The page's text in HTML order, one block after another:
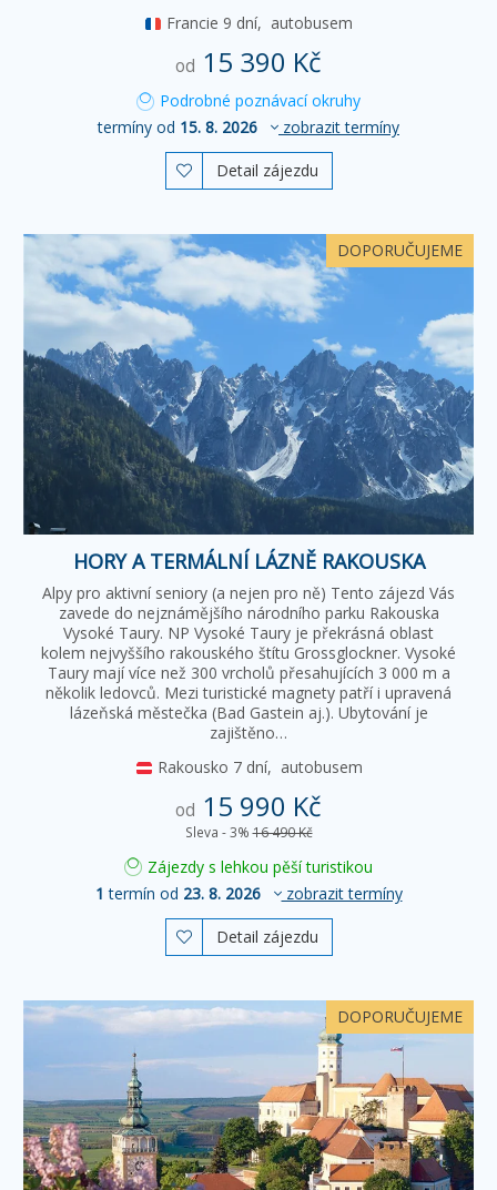
Francie 9 dní, autobusem
od 15 390 Kč
Podrobné poznávací okruhy
termíny od 15. 8. 2026 zobrazit termíny
 Detail zájezdu
DOPORUČUJEME
HORY A TERMÁLNÍ LÁZNĚ RAKOUSKA
Alpy pro aktivní seniory (a nejen pro ně) Tento zájezd Vás
zavede do nejznámějšího národního parku Rakouska
Vysoké Taury. NP Vysoké Taury je překrásná oblast
kolem nejvyššího rakouského štítu Grossglockner. Vysoké
Taury mají více než 300 vrcholů přesahujících 3 000 m a
několik ledovců. Mezi turistické magnety patří i upravená
lázeňská městečka (Bad Gastein aj.). Ubytování je
zajištěno…
Rakousko 7 dní, autobusem
od 15 990 Kč
Sleva - 3% 16 490 Kč
Zájezdy s lehkou pěší turistikou
1 termín od 23. 8. 2026 zobrazit termíny
 Detail zájezdu
DOPORUČUJEME